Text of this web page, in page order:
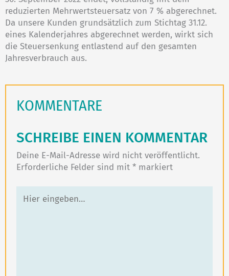
reduzierten Mehrwertsteuersatz von 7 % abgerechnet.
Da unsere Kunden grundsätzlich zum Stichtag 31.12.
eines Kalenderjahres abgerechnet werden, wirkt sich
die Steuersenkung entlastend auf den gesamten
Jahresverbrauch aus.
KOMMENTARE
SCHREIBE EINEN KOMMENTAR
Deine E-Mail-Adresse wird nicht veröffentlicht.
Erforderliche Felder sind mit * markiert
eingeben…